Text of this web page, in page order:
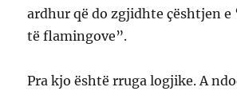
ardhur që do zgjidhte çështjen
të flamingove”.
Pra kjo është rruga logjike. A